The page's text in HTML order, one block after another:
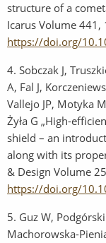
structure of a
Icarus Volume
https://doi.org/
4. Sobczak J,
A, Fal J,
Vallejo JP, Motyka
Żyła G „High-
shield – an
along with its
& Design Volume
https://doi.org/
5. Guz W,
Machorowska-